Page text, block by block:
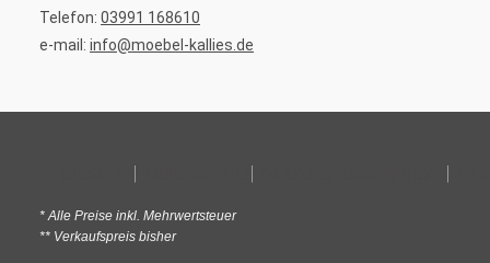
Telefon: 03991 168610
e-mail: info@moebel-kallies.de
* Alle Preise inkl. Mehrwertsteuer
** Verkaufspreis bisher